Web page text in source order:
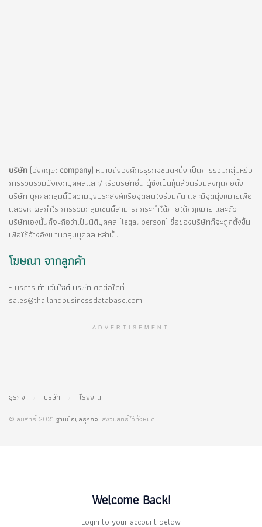
บริษัท (อังกฤษ: company) หมายถึงองค์กรธุรกิจชนิดหนึ่ง เป็นการรวมกลุ่มหรือ
การรวบรวมปัจเจกบุคคลและ/หรือบริษัทอื่น ผู้ซึ่งเป็นหุ้นส่วนร่วมลงทุนก่อตั้ง
บริษัท บุคคลกลุ่มนี้มีความมุ่งประสงค์หรือจุดสนใจร่วมกัน และมีจุดมุ่งหมายเพื่อ
แสวงหาผลกำไร การรวมกลุ่มเช่นนี้สามารถกระทำได้ภายใต้กฎหมาย และตัว
บริษัทเองนั้นก็จะถือว่าเป็นนิติบุคคล (legal person) ชื่อของบริษัทก็จะถูกตั้งขึ้น
เพื่อใช้อ้างอิงแทนกลุ่มบุคคลเหล่านั้น
โฆษณา จากลูกค้า
- บริการ ทำ เว็บไซต์ บริษัท ติดต่อได้ที่
sales@thailandbusinessdatabase.com
ADVERTISEMENT
ธุรกิจ บริษัท โรงงาน
© ลิขสิทธิ์ 2021 ฐานข้อมูลธุรกิจ. สงวนสิทธิ์ไว้ทั้งหมด
Welcome Back!
Login to your account below